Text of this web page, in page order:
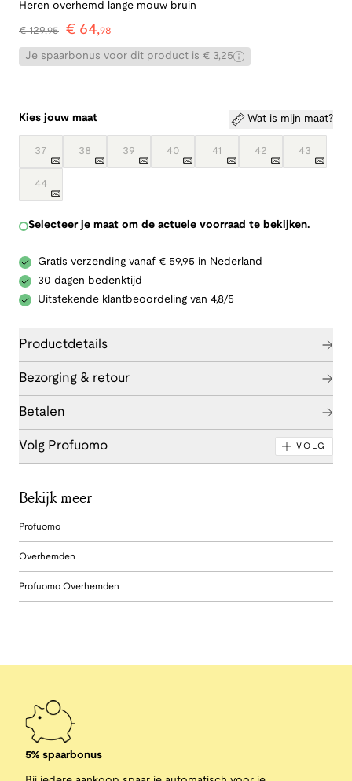
Heren overhemd lange mouw bruin
€129,95 € 64,98
Je spaarbonus voor dit product is € 3,25
Kies jouw maat Wat is mijn maat?
37 38 39 40 41 42 43
44
Selecteer je maat om de actuele voorraad te bekijken.
Gratis verzending vanaf € 59,95 in Nederland
30 dagen bedenktijd
Uitstekende klantbeoordeling van 4,8/5
Productdetails
Bezorging & retour
Betalen
Volg Profuomo VOLG
Bekijk meer
Profuomo
Overhemden
Profuomo Overhemden
5% spaarbonus